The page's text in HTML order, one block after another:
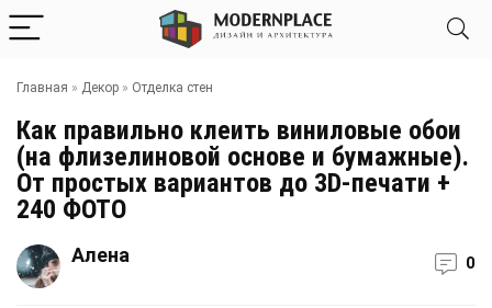
Главная » Декор » Отделка стен
Как правильно клеить виниловые обои
(на флизелиновой основе и бумажные).
От простых вариантов до 3D-печати +
240 ФОТО
Алена 0